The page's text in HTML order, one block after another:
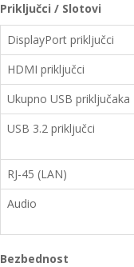
Priključci / Slotovi
DisplayPort priključci
HDMI priključci
Ukupno USB priključaka
USB 3.2 priključci
RJ-45 (LAN)
Audio
Bezbednost